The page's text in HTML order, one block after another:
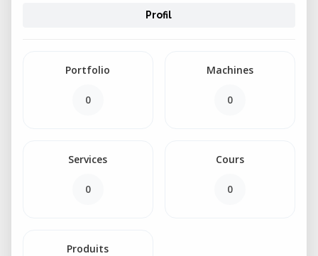
Profil
Portfolio
0
Machines
0
Services
0
Cours
0
Produits